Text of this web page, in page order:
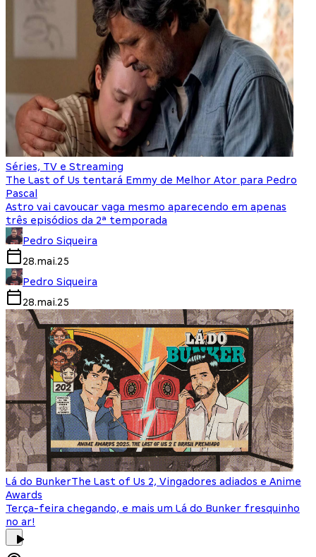
Séries, TV e Streaming
The Last of Us tentará Emmy de Melhor Ator para Pedro
Pascal
Astro vai cavoucar vaga mesmo aparecendo em apenas
três episódios da 2ª temporada
Pedro Siqueira
28.mai.25
Pedro Siqueira
28.mai.25
Lá do BunkerThe Last of Us 2, Vingadores adiados e Anime
Awards
Terça-feira chegando, e mais um Lá do Bunker fresquinho
no ar!